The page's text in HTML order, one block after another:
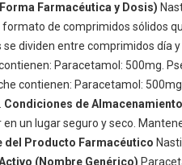
Farmacéutica y Dosis)
de comprimidos sólidos
dividen entre comprimidos día
Paracetamol: 500mg.
contienen: Paracetamol:
Condiciones de Almacenamiento
en un lugar seguro y seco.
del Producto Farmacéutico
(Nombre Genérico)
Acerca de
Somos un equipo de
mejorar la vida de
Construimos grandes
de negocio. Nuestros
pequeñas y medianas
rendimiento.